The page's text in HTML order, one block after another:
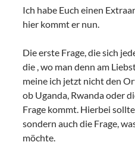
Ich habe Euch einen
hier kommt er nun.
Die erste Frage, die sich
die , wo man denn am
meine ich jetzt nicht den
ob Uganda, Rwanda oder
Frage kommt. Hierbei
sondern auch die Frage,
möchte.